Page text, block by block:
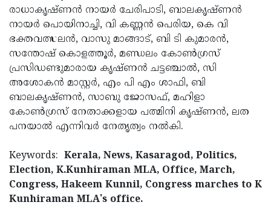
രാധാകൃഷ്ണൻ നായർ ചേരിപാടി, ബാലകൃഷ്ണൻ
നായർ പൊയിനാച്ചി, വി കണ്ണൻ പെരിയ, കെ വി
ഭക്തവത്സലൻ, വാസു മാങ്ങാട്, ബി ടി കുമാരൻ,
സന്തോഷ് കൊളത്തൂർ, മണ്ഡലം കോൺഗ്രസ്
പ്രസിഡണ്ടുമാരായ കൃഷ്ണൻ ചട്ടഞ്ചാൽ, സി
അശോകൻ മാസ്റ്റർ, എം പി എം ശാഫി, ബി
ബാലകൃഷ്ണൻ, സാബു ജോസഫ്, മഹിളാ
കോൺഗ്രസ് നേതാക്കളായ പത്മിനി കൃഷ്ണൻ, ലത
പനയാൽ എന്നിവർ നേതൃത്വം നൽകി.
Keywords: Kerala, News, Kasaragod, Politics,
Election, K.Kunhiraman MLA, Office, March,
Congress, Hakeem Kunnil, Congress marches to K
Kunhiraman MLA's office.